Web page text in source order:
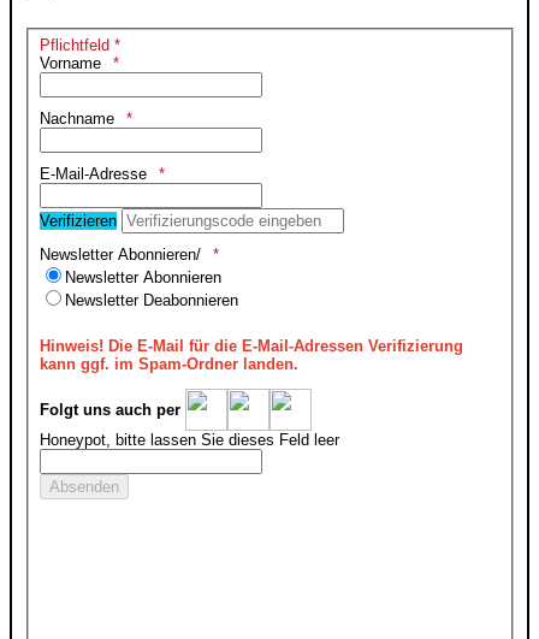
Pflichtfeld *
Vorname
Nachname
E-Mail-Adresse
Verifizieren
Newsletter Abonnieren/
Newsletter Abonnieren
Newsletter Deabonnieren
Hinweis! Die E-Mail für die E-Mail-Adressen Verifizierung
kann ggf. im Spam-Ordner landen.
Folgt uns auch per
Honeypot, bitte lassen Sie dieses Feld leer